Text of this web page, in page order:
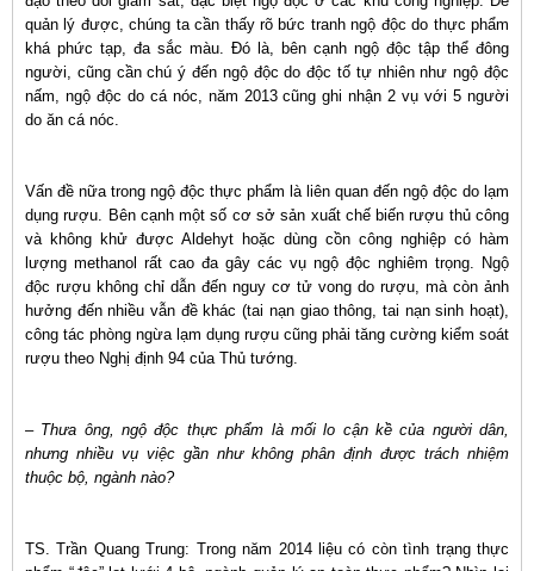
quản lý được, chúng ta cần thấy rõ bức tranh ngộ độc do thực phẩm
khá phức tạp, đa sắc màu. Đó là, bên cạnh ngộ độc tập thể đông
người, cũng cần chú ý đến ngộ độc do độc tố tự nhiên như ngộ độc
nấm, ngộ độc do cá nóc, năm 2013 cũng ghi nhận 2 vụ với 5 người
do ăn cá nóc.
Vấn đề nữa trong ngộ độc thực phẩm là liên quan đến ngộ độc do lạm
dụng rượu. Bên cạnh một số cơ sở sản xuất chế biến rượu thủ công
và không khử được Aldehyt hoặc dùng cồn công nghiệp có hàm
lượng methanol rất cao đa gây các vụ ngộ độc nghiêm trọng. Ngộ
độc rượu không chỉ dẫn đến nguy cơ tử vong do rượu, mà còn ảnh
hưởng đến nhiều vẫn đề khác (tai nạn giao thông, tai nạn sinh hoạt),
công tác phòng ngừa lạm dụng rượu cũng phải tăng cường kiểm soát
rượu theo Nghị định 94 của Thủ tướng.
– Thưa ông, ngộ độc thực phẩm là mối lo cận kề của người dân,
nhưng nhiều vụ việc gần như không phân định được trách nhiệm
thuộc bộ, ngành nào?
TS. Trần Quang Trung: Trong năm 2014 liệu có còn tình trạng thực